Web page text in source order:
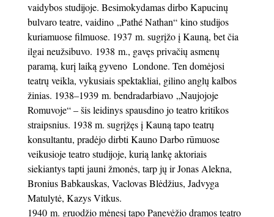
vaidybos studijoje. Besimokydamas dirbo Kapucinų
bulvaro teatre, vaidino „Pathé Nathan“ kino studijos
kuriamuose filmuose. 1937 m. sugrįžo į Kauną, bet čia
ilgai neužsibuvo. 1938 m., gavęs privačių asmenų
paramą, kurį laiką gyveno Londone. Ten domėjosi
teatrų veikla, vykusiais spektakliai, gilino anglų kalbos
žinias. 1938–1939 m. bendradarbiavo „Naujojoje
Romuvoje“ – šis leidinys spausdino jo teatro kritikos
straipsnius. 1938 m. sugrįžęs į Kauną tapo teatrų
konsultantu, pradėjo dirbti Kauno Darbo rūmuose
veikusioje teatro studijoje, kurią lankę aktoriais
siekiantys tapti jauni žmonės, tarp jų ir Jonas Alekna,
Bronius Babkauskas, Vaclovas Blėdžius, Jadvyga
Matulytė, Kazys Vitkus.
1940 m. gruodžio mėnesį tapo Panevėžio dramos teatro